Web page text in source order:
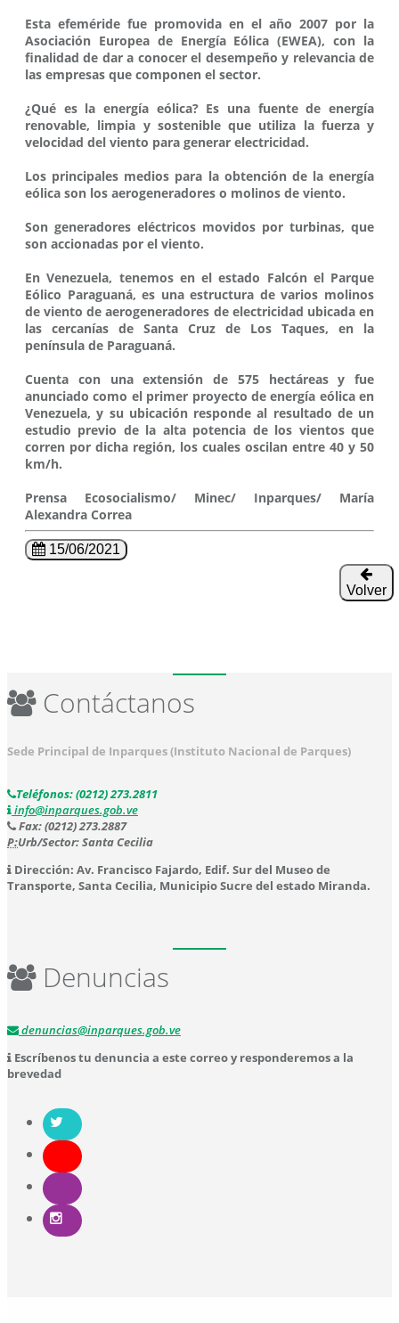
Esta efeméride fue promovida en el año 2007 por la
Asociación Europea de Energía Eólica (EWEA), con la
finalidad de dar a conocer el desempeño y relevancia de
las empresas que componen el sector.
¿Qué es la energía eólica? Es una fuente de energía
renovable, limpia y sostenible que utiliza la fuerza y
velocidad del viento para generar electricidad.
Los principales medios para la obtención de la energía
eólica son los aerogeneradores o molinos de viento.
Son generadores eléctricos movidos por turbinas, que
son accionadas por el viento.
En Venezuela, tenemos en el estado Falcón el Parque
Eólico Paraguaná, es una estructura de varios molinos
de viento de aerogeneradores de electricidad ubicada en
las cercanías de Santa Cruz de Los Taques, en la
península de Paraguaná.
Cuenta con una extensión de 575 hectáreas y fue
anunciado como el primer proyecto de energía eólica en
Venezuela, y su ubicación responde al resultado de un
estudio previo de la alta potencia de los vientos que
corren por dicha región, los cuales oscilan entre 40 y 50
km/h.
Prensa Ecosocialismo/ Minec/ Inparques/ María
Alexandra Correa
15/06/2021
Volver
Contáctanos
Sede Principal de Inparques (Instituto Nacional de Parques)
Teléfonos: (0212) 273.2811
info@inparques.gob.ve
Fax: (0212) 273.2887
P:Urb/Sector: Santa Cecilia
Dirección: Av. Francisco Fajardo, Edif. Sur del Museo de
Transporte, Santa Cecilia, Municipio Sucre del estado Miranda.
Denuncias
denuncias@inparques.gob.ve
Escríbenos tu denuncia a este correo y responderemos a la
brevedad